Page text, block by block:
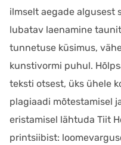
ilmselt aegade algusest
lubatav laenamine
tunnetuse küsimus,
kunstivormi puhul.
teksti otsest, üks ühele
plagiaadi mõtestamisel
eristamisel lähtuda Tiit
printsiibist: